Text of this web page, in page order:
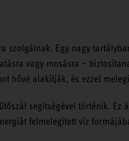
Egy nagy
vagy mosásra –
hővé alakítják, és ezzel
segítségével történik.
felmelegített víz